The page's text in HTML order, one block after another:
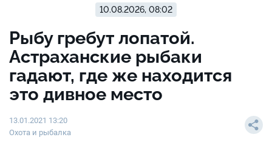
10.08.2026, 08:02
Рыбу гребут лопатой.
Астраханские рыбаки
гадают, где же находится
это дивное место
13.01.2021 13:20
Охота и рыбалка